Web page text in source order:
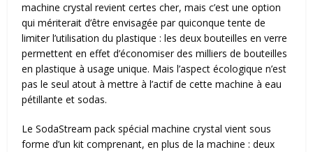
machine crystal revient certes cher, mais c’est une option
qui mériterait d’être envisagée par quiconque tente de
limiter l’utilisation du plastique : les deux bouteilles en verre
permettent en effet d’économiser des milliers de bouteilles
en plastique à usage unique. Mais l’aspect écologique n’est
pas le seul atout à mettre à l’actif de cette machine à eau
pétillante et sodas.
Le SodaStream pack spécial machine crystal vient sous
forme d’un kit comprenant, en plus de la machine : deux